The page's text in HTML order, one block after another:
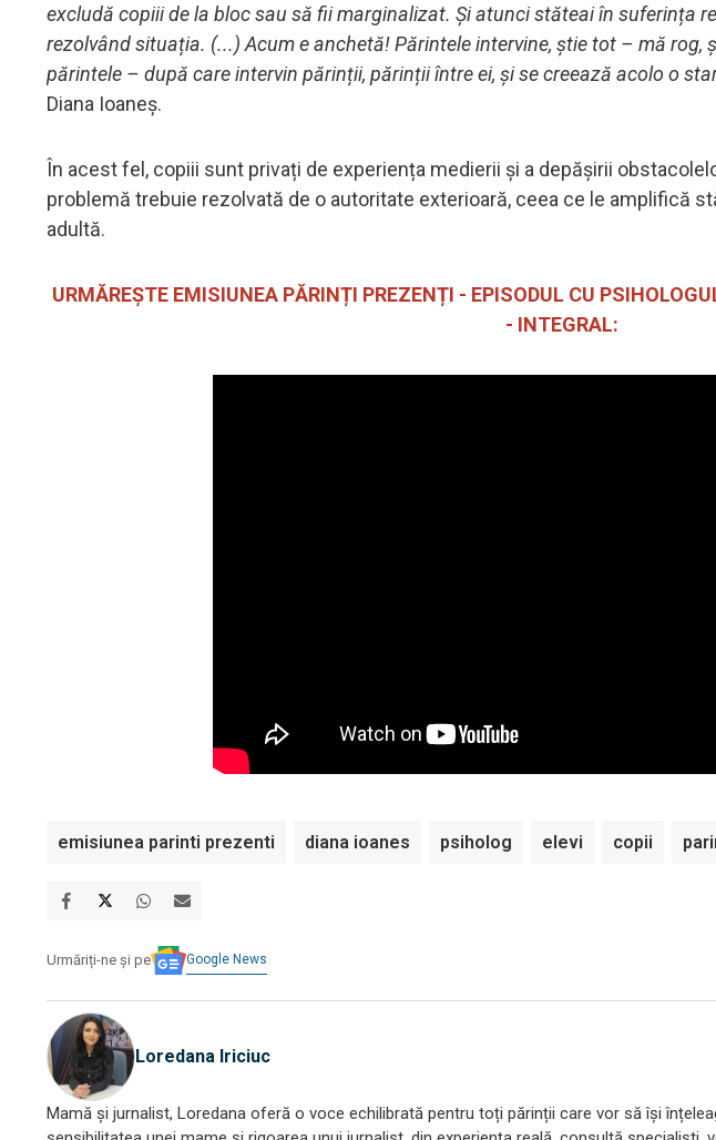
excludă copiii de la bloc sau să fii marginalizat. Și atunci stăteai în suferința
rezolvând situația. (...) Acum e anchetă! Părintele intervine, știe tot – mă rog,
părintele – după care intervin părinții, părinții între ei, și se creează acolo o
Diana Ioaneș.
În acest fel, copiii sunt privați de experiența medierii și a depășirii
problemă trebuie rezolvată de o autoritate exterioară, ceea ce le amplifică
adultă.
URMĂREȘTE EMISIUNEA PĂRINȚI PREZENȚI - EPISODUL CU
- INTEGRAL:
emisiunea parinti prezenti diana ioanes psiholog elevi copii
Urmăriți-ne și pe Google News
Loredana Iriciuc
Mamă și jurnalist, Loredana oferă o voce echilibrată pentru toți părinții care vor să își